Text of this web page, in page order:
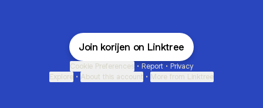
Join korijen on Linktree
Cookie Preferences • Report • Privacy
Explore • About this account • More from Linktree